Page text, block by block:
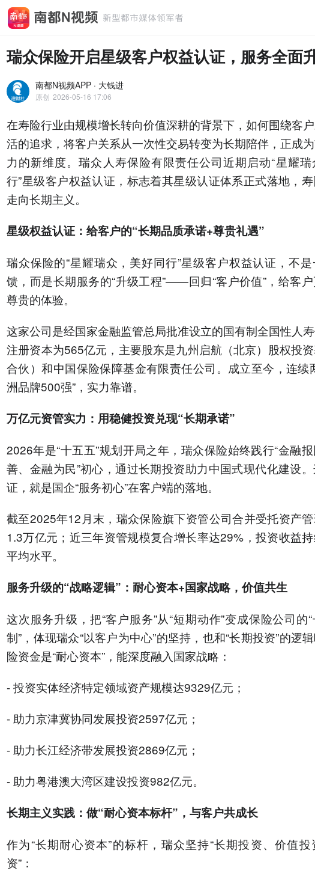
瑞众保险开启星级客户权益认证，服务全面
南都N视频APP · 大钱进
原创 2026-05-16 17:06
在寿险行业由规模增长转向价值深耕的背景下，如何围绕客
活的追求，将客户关系从一次性交易转变为长期陪伴，正成
力的新维度。瑞众人寿保险有限责任公司近期启动“星耀瑞
行”星级客户权益认证，标志着其星级认证体系正式落地，
走向长期主义。
星级权益认证：给客户的“长期品质承诺+尊贵礼遇”
瑞众保险的“星耀瑞众，美好同行”星级客户权益认证，不
馈，而是长期服务的“升级工程”——回归“客户价值”，给客
尊贵的体验。
这家公司是经国家金融监管总局批准设立的国有制全国性人寿
注册资本为565亿元，主要股东是九州启航（北京）股权投
合伙）和中国保险保障基金有限责任公司。成立至今，连续
洲品牌500强”，实力靠谱。
万亿元资管实力：用稳健投资兑现“长期承诺”
2026年是“十五五”规划开局之年，瑞众保险始终践行“金融
善、金融为民”初心，通过长期投资助力中国式现代化建设
证，就是国企“服务初心”在客户端的落地。
截至2025年12月末，瑞众保险旗下资管公司合并受托资产
1.3万亿元；近三年资管规模复合增长率达29%，投资收益
平均水平。
服务升级的“战略逻辑”：耐心资本+国家战略，价值共生
这次服务升级，把“客户服务”从“短期动作”变成保险公司的
制”，体现瑞众“以客户为中心”的坚持，也和“长期投资”的
险资金是“耐心资本”，能深度融入国家战略：
- 投资实体经济特定领域资产规模达9329亿元；
- 助力京津冀协同发展投资2597亿元；
- 助力长江经济带发展投资2869亿元；
- 助力粤港澳大湾区建设投资982亿元。
长期主义实践：做“耐心资本标杆”，与客户共成长
作为“长期耐心资本”的标杆，瑞众坚持“长期投资、价值
资”：